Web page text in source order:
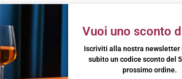
uve utilizzate per produrre l’Aloxe Corton Village
due vecchie vigne poco produttive, ma che danno
Vuoi uno sconto
Iscriviti alla nostra newsletter
subito un codice sconto del
prossimo ordine.